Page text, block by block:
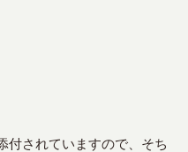
付されていますので、そち